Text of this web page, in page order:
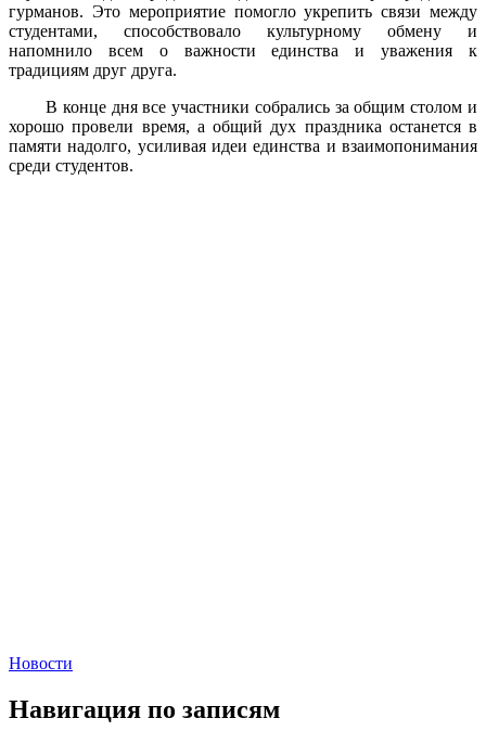
гурманов. Это мероприятие помогло укрепить связи между
студентами, способствовало культурному обмену и
напомнило всем о важности единства и уважения к
традициям друг друга.
В конце дня все участники собрались за общим столом и
хорошо провели время, а общий дух праздника останется в
памяти надолго, усиливая идеи единства и взаимопонимания
среди студентов.
Новости
Навигация по записям